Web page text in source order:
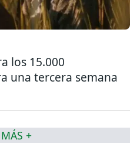
los 15.000
una tercera semana
+